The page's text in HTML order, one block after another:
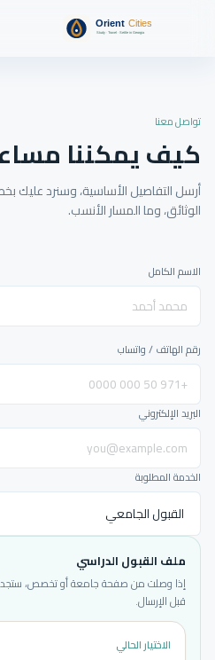
تواصل معنا
كيف يمكننا
أرسل التفاصيل الأساسية، وسنرد عليك
الوثائق، وما المسار الأنسب.
الاسم الكامل
رقم الهاتف / واتساب
البريد الإلكتروني
الخدمة المطلوبة
ملف القبول الدراسي
إذا وصلت من صفحة جامعة أو تخصص، ستجد
قبل الإرسال.
الاختيار الحالي